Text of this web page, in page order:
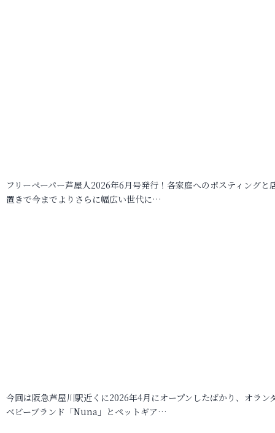
フリーペーパー芦屋人2026年6月号発行！各家庭へのポスティングと
置きで今までよりさらに幅広い世代に…
今回は阪急芦屋川駅近くに2026年4月にオープンしたばかり、オラン
ベビーブランド「Nuna」とペットギア…